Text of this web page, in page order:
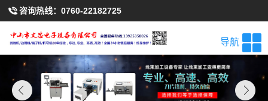
咨询热线： 0760-22182725
导航